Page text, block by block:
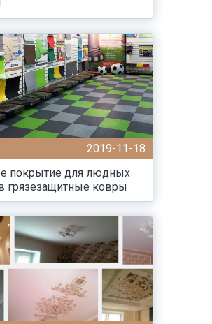
2019-11-18
покрытие для людных
грязезащитные ковры